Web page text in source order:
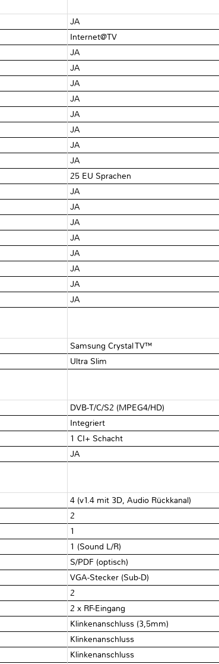
JA
Internet@TV
JA
JA
JA
JA
JA
JA
JA
JA
25 EU Sprachen
JA
JA
JA
JA
JA
JA
JA
JA
Samsung Crystal TV™
Ultra Slim
DVB-T/C/S2 (MPEG4/HD)
Integriert
1 CI+ Schacht
JA
4 (v1.4 mit 3D, Audio Rückkanal)
2
1
1 (Sound L/R)
S/PDF (optisch)
VGA-Stecker (Sub-D)
2
2 x RF-Eingang
Klinkenanschluss (3,5mm)
Klinkenanschluss
Klinkenanschluss